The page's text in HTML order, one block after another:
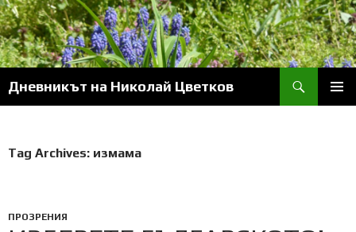
Skip
to
content
Дневникът на Николай Цветков
Tag Archives: измама
ПРОЗРЕНИЯ